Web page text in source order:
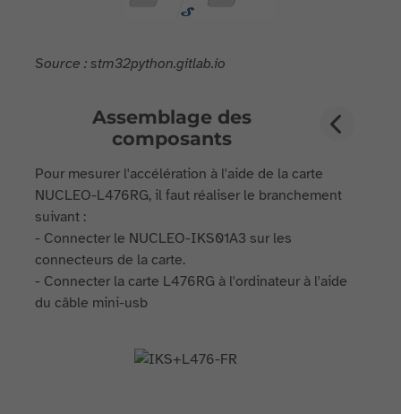
Source : stm32python.gitlab.io
Assemblage des
composants
Pour mesurer l'accélération à l'aide de la carte
NUCLEO-L476RG, il faut réaliser le branchement
suivant :
- Connecter le NUCLEO-IKS01A3 sur les
connecteurs de la carte.
- Connecter la carte L476RG à l'ordinateur à l'aide
du câble mini-usb